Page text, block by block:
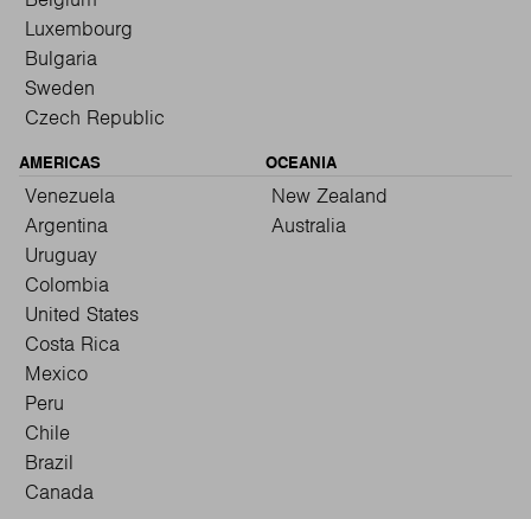
Luxembourg
Bulgaria
Sweden
Czech Republic
AMERICAS
Venezuela
Argentina
Uruguay
Colombia
United States
Costa Rica
Mexico
Peru
Chile
Brazil
Canada
OCEANIA
New Zealand
Australia